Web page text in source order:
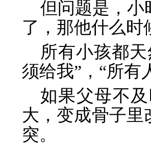
但问题是，小
了，那他什么时
所有小孩都
须给我”，“所有
如果父母不
大，变成骨子里
突。